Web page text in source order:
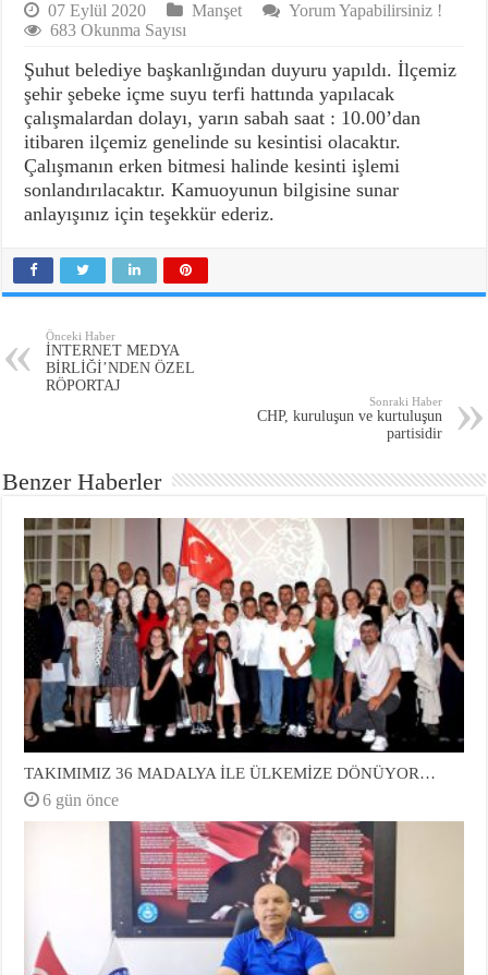
07 Eylül 2020 Manşet
Yorum Yapabilirsiniz !
683 Okunma Sayısı
Şuhut belediye başkanlığından duyuru yapıldı. İlçemiz
şehir şebeke içme suyu terfi hattında yapılacak
çalışmalardan dolayı, yarın sabah saat : 10.00’dan
itibaren ilçemiz genelinde su kesintisi olacaktır.
Çalışmanın erken bitmesi halinde kesinti işlemi
sonlandırılacaktır. Kamuoyunun bilgisine sunar
anlayışınız için teşekkür ederiz.
Önceki Haber
İNTERNET MEDYA
BİRLİĞİ’NDEN ÖZEL
RÖPORTAJ
Sonraki Haber
CHP, kuruluşun ve kurtuluşun
partisidir
Benzer Haberler
TAKIMIMIZ 36 MADALYA İLE ÜLKEMİZE DÖNÜYOR…
6 gün önce